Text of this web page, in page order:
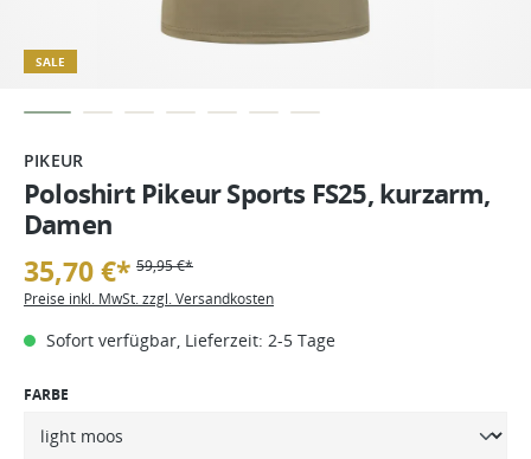
SALE
PIKEUR
Poloshirt Pikeur Sports FS25, kurzarm,
Damen
35,70 €* 59,95 €*
Preise inkl. MwSt. zzgl. Versandkosten
Sofort verfügbar, Lieferzeit: 2-5 Tage
FARBE